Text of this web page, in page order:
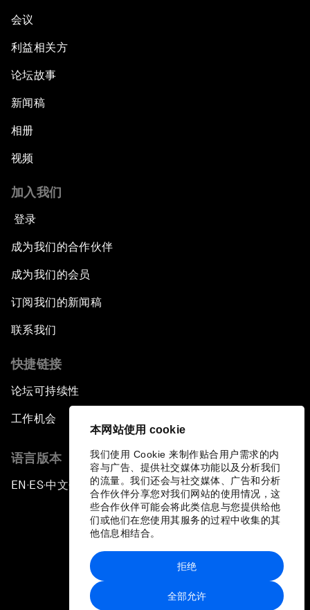
本网站使用 cookie
我们使用 Cookie 来制作贴合用户需求的内
容与广告、提供社交媒体功能以及分析我们
的流量。我们还会与社交媒体、广告和分析
合作伙伴分享您对我们网站的使用情况，这
些合作伙伴可能会将此类信息与您提供给他
们或他们在您使用其服务的过程中收集的其
他信息相结合。
全部允许
拒绝
会议
利益相关方
论坛故事
新闻稿
相册
视频
加入我们
登录
成为我们的合作伙伴
成为我们的会员
订阅我们的新闻稿
联系我们
快捷链接
论坛可持续性
工作机会
语言版本
EN ▪ ES▪中文▪ 日本語
站点地图